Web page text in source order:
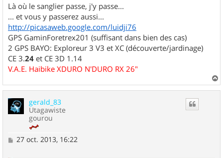
Là où le sanglier passe, j'y passe...
... et vous y passerez aussi...
http://picasaweb.google.com/luidji76
GPS GaminForetrex201 (suffisant dans bien des cas)
2 GPS BAYO: Exploreur 3 V3 et XC (découverte/jardinage)
CE 3.24 et CE 3D 1.14
V.A.E. Haibike XDURO N'DURO RX 26"
a
gerald_83
Utagawiste
gourou
M
27 oct. 2013, 16:22